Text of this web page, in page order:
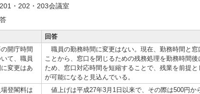
・202・203会議室
回答
開庁時間
て、職員
変更はあ
職員の勤務時間に変更はない。現在、勤務時間と窓
ことから、窓口を閉じるための残務処理を勤務時間
ため、窓口対応時間を短縮することで、残業を前提
が可能になると見込んでいる。
登閣料は
値上げは平成27年3月1日以来で、その際は500円か